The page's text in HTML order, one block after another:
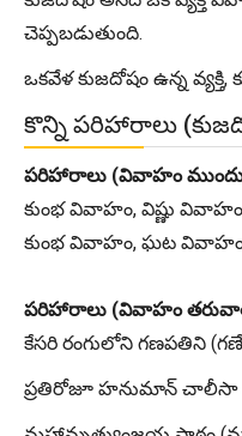
చెప్పబడుతుంది.
ఒకవేళ కుజదోషం ఉన్న
కొన్ని పరిహారాలు
పరిహారాలు (వివాహం
కుంభ వివాహం, విష్ణు
కుంభ వివాహం, ఘట వివాహం
పరిహారాలు (వివాహం
కేసరి రంగులోని గణపతిని
ప్రతిరోజూ హనుమాన్ చాలీసా